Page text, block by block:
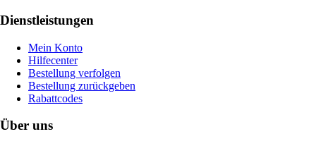
Dienstleistungen
Mein Konto
Hilfecenter
Bestellung verfolgen
Bestellung zurückgeben
Rabattcodes
Über uns